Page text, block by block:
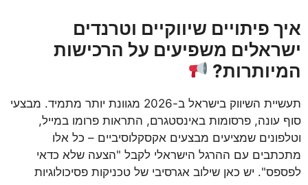
איך פיתויים שיווקיים וטרנדים
ישראלים משפיעים על הרכישות
המיותרות?
תעשיית השיווק בישראל ב-2026 מגוונת יותר מתמיד. מבצעי
סוף עונה, פרסומות באינסטגרם, התראות פרומו במייל,
וטלפונים שמציעים מבצעים אקסקלוסיביים – כל אלו
מתכתבים עם ההרגל הישראלי לקבל "הצעה שלא כדאי
לפספס". יש כאן שילוב אגרסיבי של טכניקות פסיכולוגיות